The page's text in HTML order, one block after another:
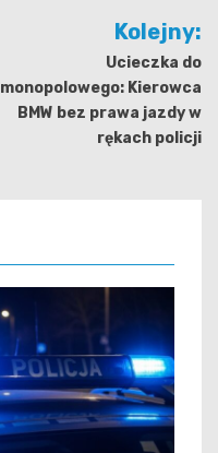
Kolejny:
Ucieczka do
monopolowego: Kierowca
BMW bez prawa jazdy w
rękach policji